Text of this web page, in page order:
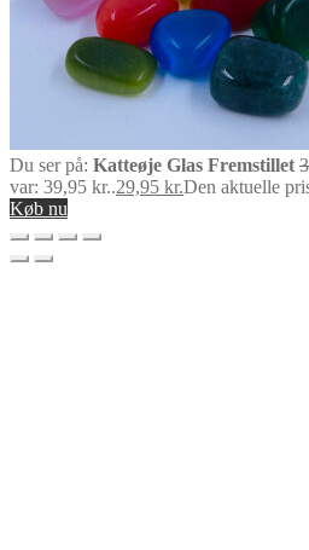
Du ser på: Katteøje Glas Fremstillet
var: 39,95 kr..29,95 kr.Den aktuelle
Køb nu